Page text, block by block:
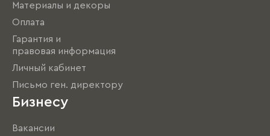
Материалы и декоры
Оплата
Гарантия и
правовая информация
Личный кабинет
Письмо ген. директору
Бизнесу
Вакансии